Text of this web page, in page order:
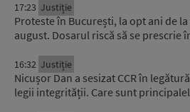
17:23 Justiție
Proteste în București, la opt ani de
august. Dosarul riscă să se prescrie
16:32 Justiție
Nicușor Dan a sesizat CCR în
legii integrității. Care sunt